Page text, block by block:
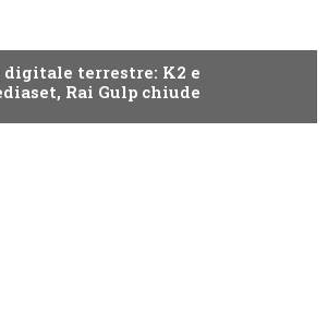
terrestre: K2 e
Rai Gulp chiude